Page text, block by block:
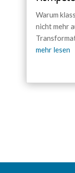
Warum
nicht mehr
mehr lesen